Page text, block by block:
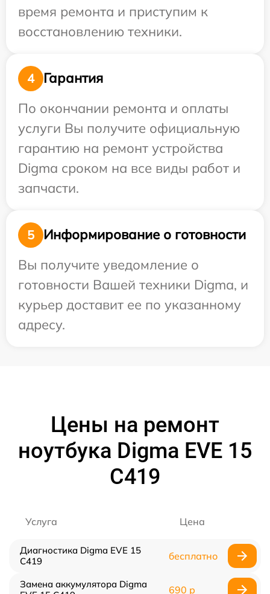
время ремонта и приступим к
восстановлению техники.
4
Гарантия
По окончании ремонта и оплаты
услуги Вы получите официальную
гарантию на ремонт устройства
Digma сроком на все виды работ и
запчасти.
5
Информирование о готовности
Вы получите уведомление о
готовности Вашей техники Digma, и
курьер доставит ее по указанному
адресу.
Цены на ремонт
ноутбука Digma EVE 15
C419
Услуга Цена
Диагностика Digma EVE 15
C419
бесплатно
Замена аккумулятора Digma
690 р